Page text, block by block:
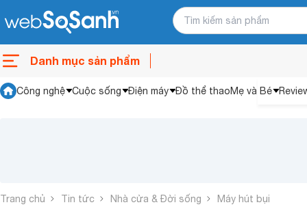
Danh mục sản phẩm
Công nghệ Cuộc sống Điện máy Đồ thể thaoMẹ và Bé
Trang chủ Tin tức Nhà cửa & Đời sống Máy hút bụi